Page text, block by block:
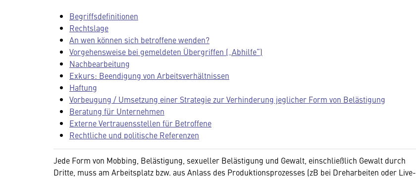
Begriffsdefinitionen
Rechtslage
An wen können sich betroffene wenden?
Vorgehensweise bei gemeldeten Übergriffen („Abhilfe“)
Nachbearbeitung
Exkurs: Beendigung von Arbeitsverhältnissen
Haftung
Vorbeugung / Umsetzung einer Strategie zur Verhinderung jeglicher Form von Belästigung
Beratung für Unternehmen
Externe Vertrauensstellen für Betroffene
Rechtliche und politische Referenzen
Jede Form von Mobbing, Belästigung, sexueller Belästigung und Gewalt, einschließlich Gewalt durch
Dritte, muss am Arbeitsplatz bzw. aus Anlass des Produktionsprozesses (zB bei Dreharbeiten oder Live-